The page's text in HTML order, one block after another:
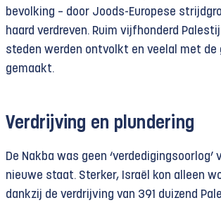
bevolking – door Joods-Europese
haard verdreven. Ruim vijfhonderd
steden werden ontvolkt en veelal met de
gemaakt.
Verdrijving en plundering
De Nakba was geen ‘verdedigingsoorlog’
nieuwe staat. Sterker, Israël kon alleen
dankzij de verdrijving van 391 duizend